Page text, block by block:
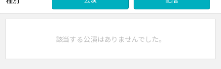
該当する公演はありませんでした。